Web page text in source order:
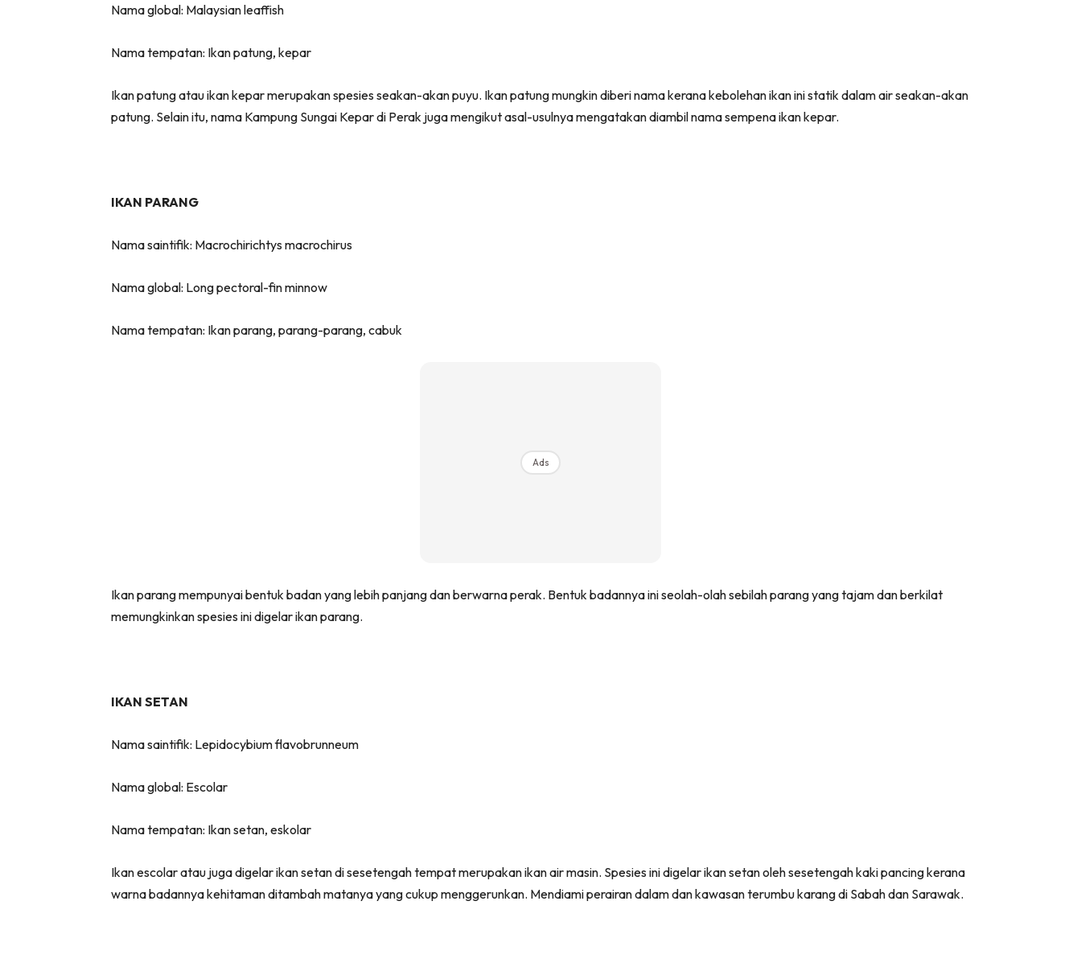
Nama global: Malaysian leaffish
Nama tempatan: Ikan patung, kepar
Ikan patung atau ikan kepar merupakan spesies seakan-akan puyu. Ikan patung mungkin diberi nama kerana kebolehan ikan ini statik dalam air seakan-akan
patung. Selain itu, nama Kampung Sungai Kepar di Perak juga mengikut asal-usulnya mengatakan diambil nama sempena ikan kepar.
IKAN PARANG
Nama saintifik: Macrochirichtys macrochirus
Nama global: Long pectoral-fin minnow
Nama tempatan: Ikan parang, parang-parang, cabuk
Ads
Ikan parang mempunyai bentuk badan yang lebih panjang dan berwarna perak. Bentuk badannya ini seolah-olah sebilah parang yang tajam dan berkilat
memungkinkan spesies ini digelar ikan parang.
IKAN SETAN
Nama saintifik: Lepidocybium flavobrunneum
Nama global: Escolar
Nama tempatan: Ikan setan, eskolar
Ikan escolar atau juga digelar ikan setan di sesetengah tempat merupakan ikan air masin. Spesies ini digelar ikan setan oleh sesetengah kaki pancing kerana
warna badannya kehitaman ditambah matanya yang cukup menggerunkan. Mendiami perairan dalam dan kawasan terumbu karang di Sabah dan Sarawak.